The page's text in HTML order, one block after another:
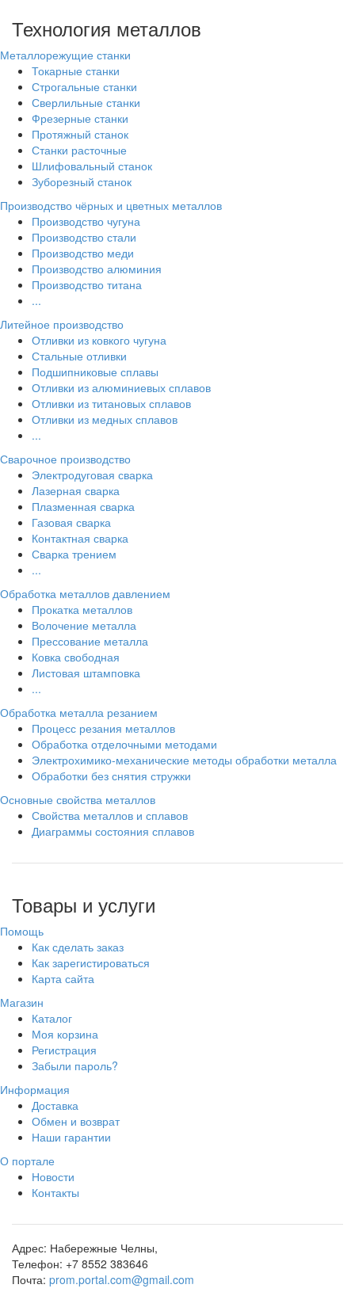
Технология металлов
Металлорежущие станки
Токарные станки
Строгальные станки
Сверлильные станки
Фрезерные станки
Протяжный станок
Станки расточные
Шлифовальный станок
Зуборезный станок
Производство чёрных и цветных металлов
Производство чугуна
Производство стали
Производство меди
Производство алюминия
Производство титана
...
Литейное производство
Отливки из ковкого чугуна
Стальные отливки
Подшипниковые сплавы
Отливки из алюминиевых сплавов
Отливки из титановых сплавов
Отливки из медных сплавов
...
Сварочное производство
Электродуговая сварка
Лазерная сварка
Плазменная сварка
Газовая сварка
Контактная сварка
Сварка трением
...
Обработка металлов давлением
Прокатка металлов
Волочение металла
Прессование металла
Ковка свободная
Листовая штамповка
...
Обработка металла резанием
Процесс резания металлов
Обработка отделочными методами
Электрохимико-механические методы обработки металла
Обработки без снятия стружки
Основные свойства металлов
Свойства металлов и сплавов
Диаграммы состояния сплавов
Товары и услуги
Помощь
Как сделать заказ
Как зарегистироваться
Карта сайта
Магазин
Каталог
Моя корзина
Регистрация
Забыли пароль?
Информация
Доставка
Обмен и возврат
Наши гарантии
О портале
Новости
Контакты
Адрес: Набережные Челны,
Телефон: +7 8552 383646
Почта: prom.portal.com@gmail.com